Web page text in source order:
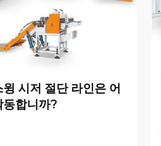
시저 절단 라인은 어
동합니까?